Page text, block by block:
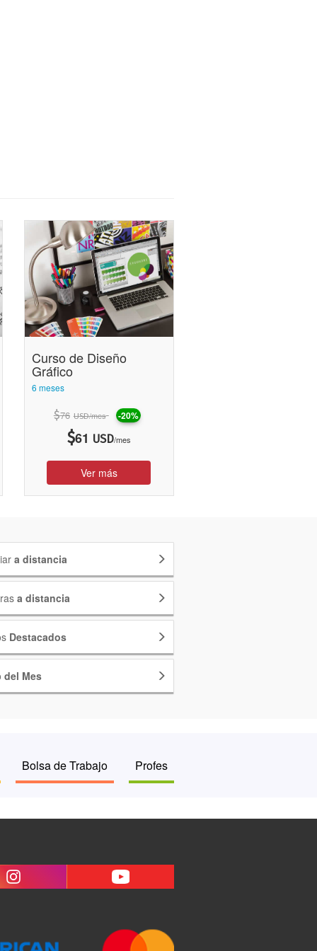
Curso de Diseño
Gráfico
6 meses
$76 USD/mes -20%
$61 USD/mes
Ver más
a distancia
a distancia
Destacados
del Mes
Bolsa de Trabajo Profes